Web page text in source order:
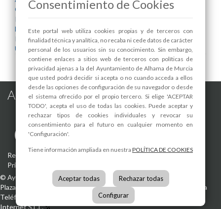
Calidad Urbana
Infraestructuras y Servicios Públicos
Medio Ambiente
Parques y Jardines
Urbanismo
Alhama de Murcia en las Redes
Registro de actividades de tratamiento -Aviso Legal-Política de
Privacidad
© Ayuntamiento de Alhama de Murcia
Plaza de la Constitución, 130840 Alhama de Murcia(Murcia)
España
Teléfono:
info@alhamademurcia.es
Internet S.L.L.
Consentimiento de Cookies
Este portal web utiliza cookies propias y de terceros con
finalidad técnica y analítica, no recaba ni cede datos de carácter
personal de los usuarios sin su conocimiento. Sin embargo,
contiene enlaces a sitios web de terceros con políticas de
privacidad ajenas a la del Ayuntamiento de Alhama de Murcia
que usted podrá decidir si acepta o no cuando acceda a ellos
desde las opciones de configuración de su navegador o desde
el sistema ofrecido por el propio tercero. Si elige 'ACEPTAR
TODO', acepta el uso de todas las cookies. Puede aceptar y
rechazar tipos de cookies individuales y revocar su
consentimiento para el futuro en cualquier momento en
'Configuración'.
Tiene información ampliada en nuestra POLÍTICA DE COOKIES
Aceptar todas Rechazar todas
Configurar